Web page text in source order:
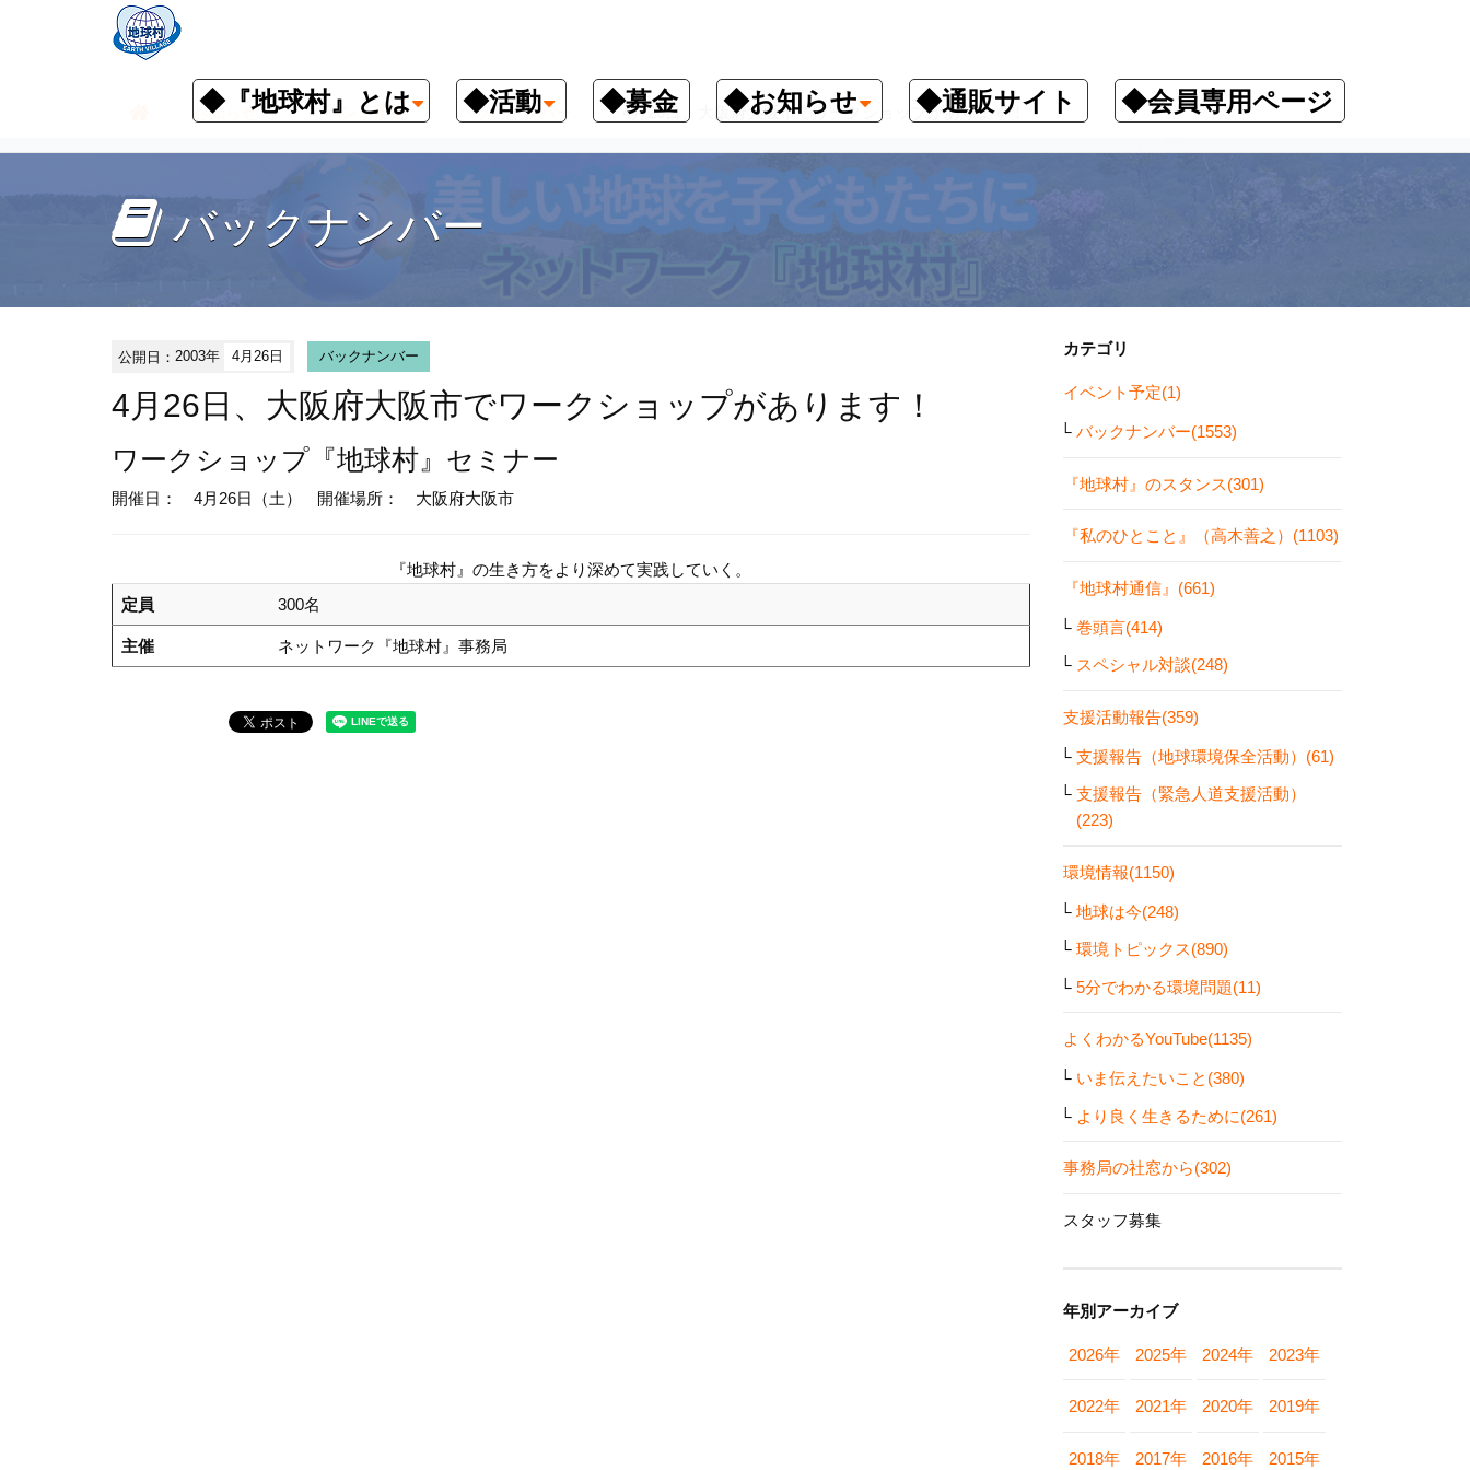
◆『地球村』とは ◆活動 ◆募金 ◆お知らせ ◆通販サイト ◆会員専用ページ
お知らせ イベント予定 バックナンバー 4月26日、大阪府大阪市でワークショップがあります！
バックナンバー
公開日：2003年 4月26日 バックナンバー
4月26日、大阪府大阪市でワークショップがあります！
ワークショップ 『地球村』セミナー
開催日： 4月26日（土） 開催場所： 大阪府大阪市
『地球村』の生き方をより深めて実践していく。
定員
300名
主催 ネットワーク『地球村』事務局
カテゴリ
イベント予定(1)
バックナンバー(1553)
『地球村』のスタンス(301)
『私のひとこと』（高木善之）(1103)
『地球村通信』(661)
巻頭言(414)
スペシャル対談(248)
支援活動報告(359)
支援報告（地球環境保全活動）(61)
支援報告（緊急人道支援活動）
(223)
環境情報(1150)
地球は今(248)
環境トピックス(890)
5分でわかる環境問題(11)
よくわかるYouTube(1135)
いま伝えたいこと(380)
より良く生きるために(261)
事務局の社窓から(302)
スタッフ募集
年別アーカイブ
2026年 2025年 2024年 2023年
2022年 2021年 2020年 2019年
2018年 2017年 2016年 2015年